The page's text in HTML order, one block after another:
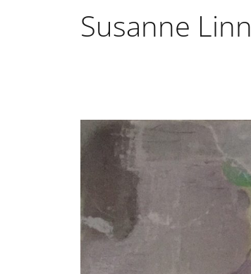
Susanne Linn